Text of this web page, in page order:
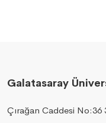
Galatasaray
Çırağan Caddesi